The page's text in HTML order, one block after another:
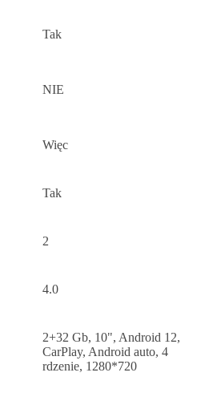
Tak
NIE
Więc
Tak
2
4.0
2+32 Gb, 10", Android 12,
CarPlay, Android auto, 4
rdzenie, 1280*720